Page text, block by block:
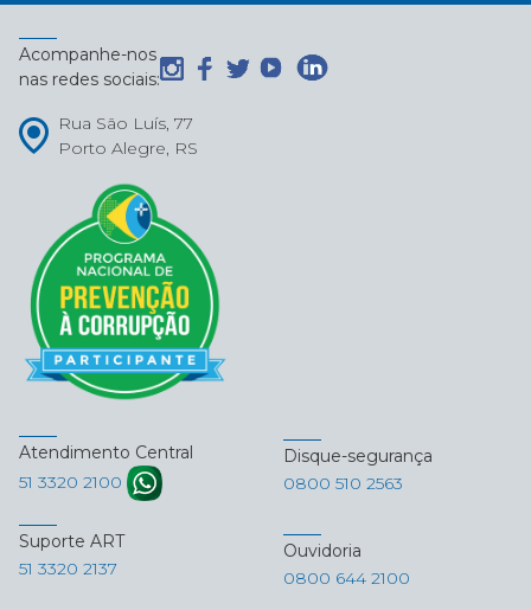
Acompanhe-nos
nas redes sociais:
Rua São Luís, 77
Porto Alegre, RS
Atendimento Central
51 3320 2100
Disque-segurança
0800 510 2563
Suporte ART
51 3320 2137
Ouvidoria
0800 644 2100